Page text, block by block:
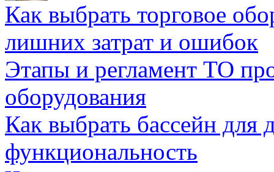
Как выбрать торговое
лишних затрат и ошибок
Этапы и регламент ТО
оборудования
Как выбрать бассейн для
функциональность